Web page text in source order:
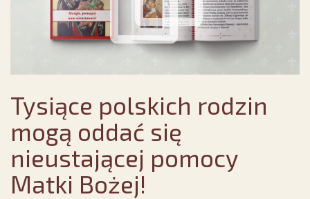
Tysiące polskich rodzin
mogą oddać się
nieustającej pomocy
Matki Bożej!